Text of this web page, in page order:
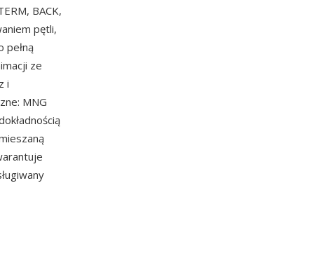
BACK,
pętli,
pełną
ze
i
MNG